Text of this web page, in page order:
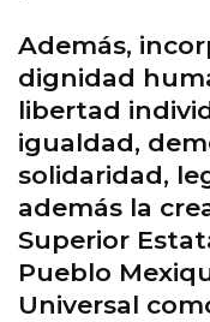
Además,
dignidad
libertad
igualdad,
solidaridad,
además la
Superior
Pueblo
Universal